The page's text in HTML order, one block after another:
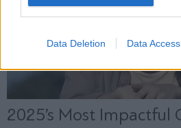
Data Deletion Data Access